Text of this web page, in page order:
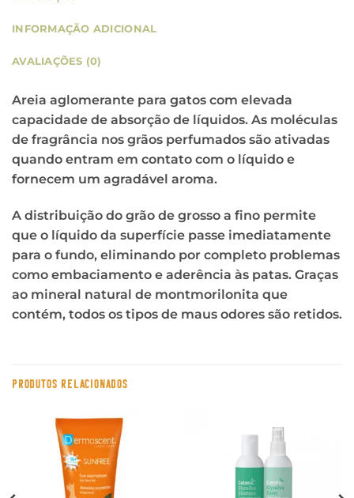
INFORMAÇÃO ADICIONAL
AVALIAÇÕES (0)
Areia aglomerante para gatos com elevada
capacidade de absorção de líquidos. As moléculas
de fragrância nos grãos perfumados são ativadas
quando entram em contato com o líquido e
fornecem um agradável aroma.
A distribuição do grão de grosso a fino permite
que o líquido da superfície passe imediatamente
para o fundo, eliminando por completo problemas
como embaciamento e aderência às patas. Graças
ao mineral natural de montmorilonita que
contém, todos os tipos de maus odores são retidos.
PRODUTOS RELACIONADOS